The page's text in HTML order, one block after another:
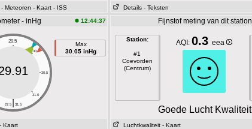
- Meteoren - Kaart - ISS Details - Teksten
- inHg 12:44:37
29.5
30.0
30.5
31.0
|
27.5 31.5
Max
30.05 inHg
- Kaart
Fijnstof meting van dit station
Station:
#1
Coevorden
(Centrum)
AQI: 0.3 eea
Goede Lucht Kwaliteit
Luchtkwaliteit - Kaart